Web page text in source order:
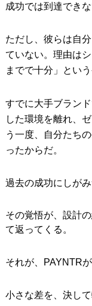
成功では到達できな
ただし、彼らは自
ていない。理由は
までで十分」とい
すでに大手ブラン
した環境を離れ、
う一度、自分たち
ったからだ。
過去の成功にしが
その覚悟が、設計
て返ってくる。
それが、PAYNTR
小さな差を、決して